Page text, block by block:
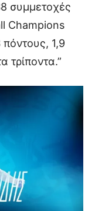
συμμετοχές
Champions
1,9
τρίποντα.”